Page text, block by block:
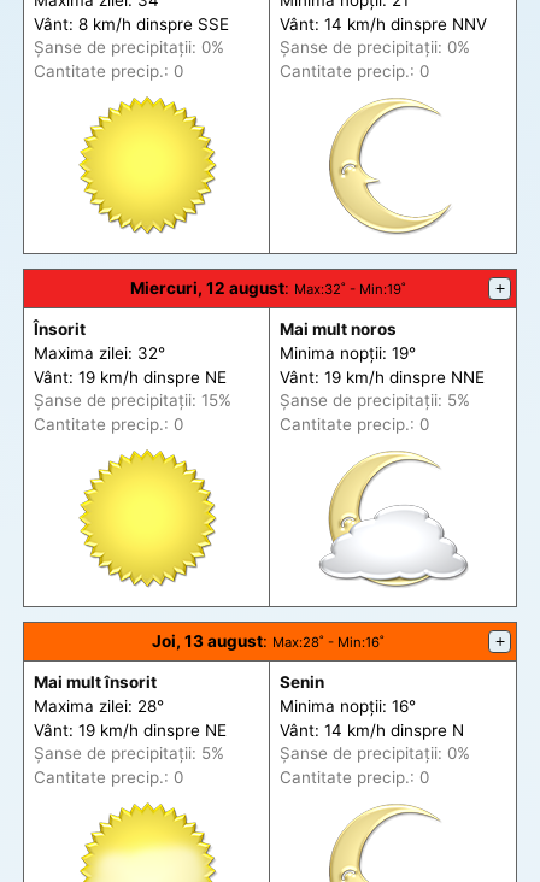
Vânt: 8 km/h dinspre SSE
Șanse de precipitații: 0%
Cantitate precip.: 0
Vânt: 14 km/h dinspre NNV
Șanse de precipitații: 0%
Cantitate precip.: 0
Miercuri, 12 august: Max:32˚ - Min:19˚ +
Însorit
Maxima zilei: 32°
Vânt: 19 km/h dinspre NE
Șanse de precipitații: 15%
Cantitate precip.: 0
Mai mult noros
Minima nopții: 19°
Vânt: 19 km/h dinspre NNE
Șanse de precipitații: 5%
Cantitate precip.: 0
Joi, 13 august: Max:28˚ - Min:16˚ +
Mai mult însorit
Maxima zilei: 28°
Vânt: 19 km/h dinspre NE
Șanse de precipitații: 5%
Cantitate precip.: 0
Senin
Minima nopții: 16°
Vânt: 14 km/h dinspre N
Șanse de precipitații: 0%
Cantitate precip.: 0